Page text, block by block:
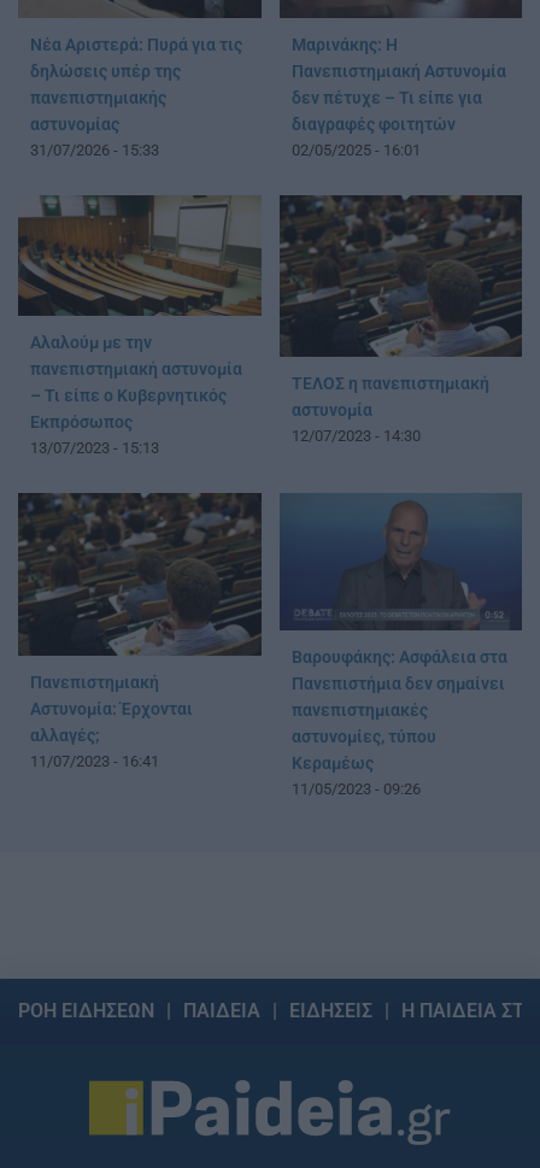
Νέα Αριστερά: Πυρά για τις
δηλώσεις υπέρ της
πανεπιστημιακής
αστυνομίας
31/07/2026 - 15:33
Μαρινάκης: Η
Πανεπιστημιακή Αστυνομία
δεν πέτυχε – Τι είπε για
διαγραφές φοιτητών
02/05/2025 - 16:01
Αλαλούμ με την
πανεπιστημιακή αστυνομία
– Τι είπε ο Κυβερνητικός
Εκπρόσωπος
13/07/2023 - 15:13
ΤΕΛΟΣ η πανεπιστημιακή
αστυνομία
12/07/2023 - 14:30
Πανεπιστημιακή
Αστυνομία: Έρχονται
αλλαγές;
11/07/2023 - 16:41
Βαρουφάκης: Ασφάλεια στα
Πανεπιστήμια δεν σημαίνει
πανεπιστημιακές
αστυνομίες, τύπου
Κεραμέως
11/05/2023 - 09:26
ΡΟΗ ΕΙΔΗΣΕΩΝ ΠΑΙΔΕΙΑ ΕΙΔΗΣΕΙΣ Η ΠΑΙΔΕΙΑ